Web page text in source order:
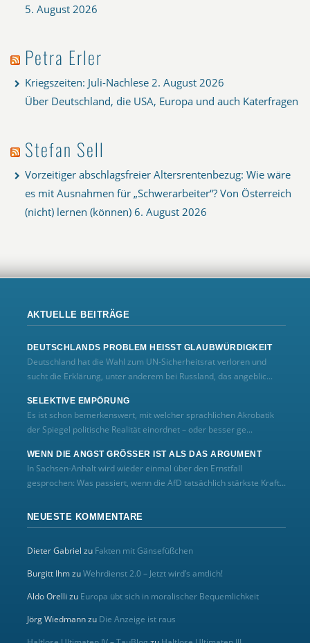
5. August 2026
Petra Erler
Kriegszeiten: Juli-Nachlese 2. August 2026
Über Deutschland, die USA, Europa und auch Katerfragen
Stefan Sell
Vorzeitiger abschlagsfreier Altersrentenbezug: Wie wäre
es mit Ausnahmen für „Schwerarbeiter“? Von Österreich
(nicht) lernen (können) 6. August 2026
AKTUELLE BEITRÄGE
DEUTSCHLANDS PROBLEM HEISST GLAUBWÜRDIGKEIT
Deutschland hat die Wahl zum UN‑Sicherheitsrat verloren und
sucht die Erklärung, unter anderem bei Russland, das angeblic...
SELEKTIVE EMPÖRUNG
Es ist schon bemerkenswert, mit welcher sprachlichen Akrobatik
der Spiegel politische Realität einordnet – oder besser ge...
WENN DIE ANGST GRÖSSER IST ALS DAS ARGUMENT
In Sachsen-Anhalt wird wieder einmal über den Ernstfall
gesprochen: Was passiert, wenn die AfD tatsächlich stärkste Kraft...
NEUESTE KOMMENTARE
Dieter Gabriel zu Fakten mit Gänsefüßchen
Burgitt IhmzuWehrdienst 2.0 – Jetzt wird’s amtlich!
Aldo Orelli zu Europa übt sich in moralischer Bequemlichkeit
Jörg Wiedmannzu Die Anzeige ist raus